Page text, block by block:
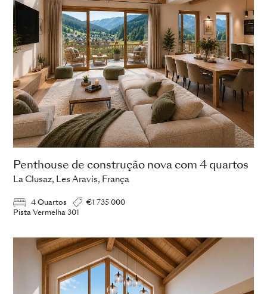
Penthouse de construção nova com 4 quartos
La Clusaz, Les Aravis, França
4 Quartos
€1 735 000
Pista Vermelha 301